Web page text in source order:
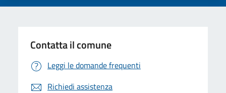
Contatta il comune
Leggi le domande frequenti
Richiedi assistenza